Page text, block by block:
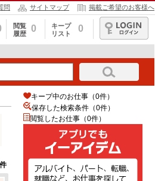
問 サイトマップ 掲載ご希望のお客様へ
閲覧
履歴
0
キープ
リスト
0
ログイン
件
キープ中のお仕事（0件）
保存した検索条件（0件）
閲覧したお仕事（0件）